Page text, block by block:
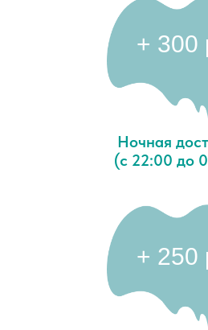
+ 250
+ 300
Ночная
(с 22:00 до